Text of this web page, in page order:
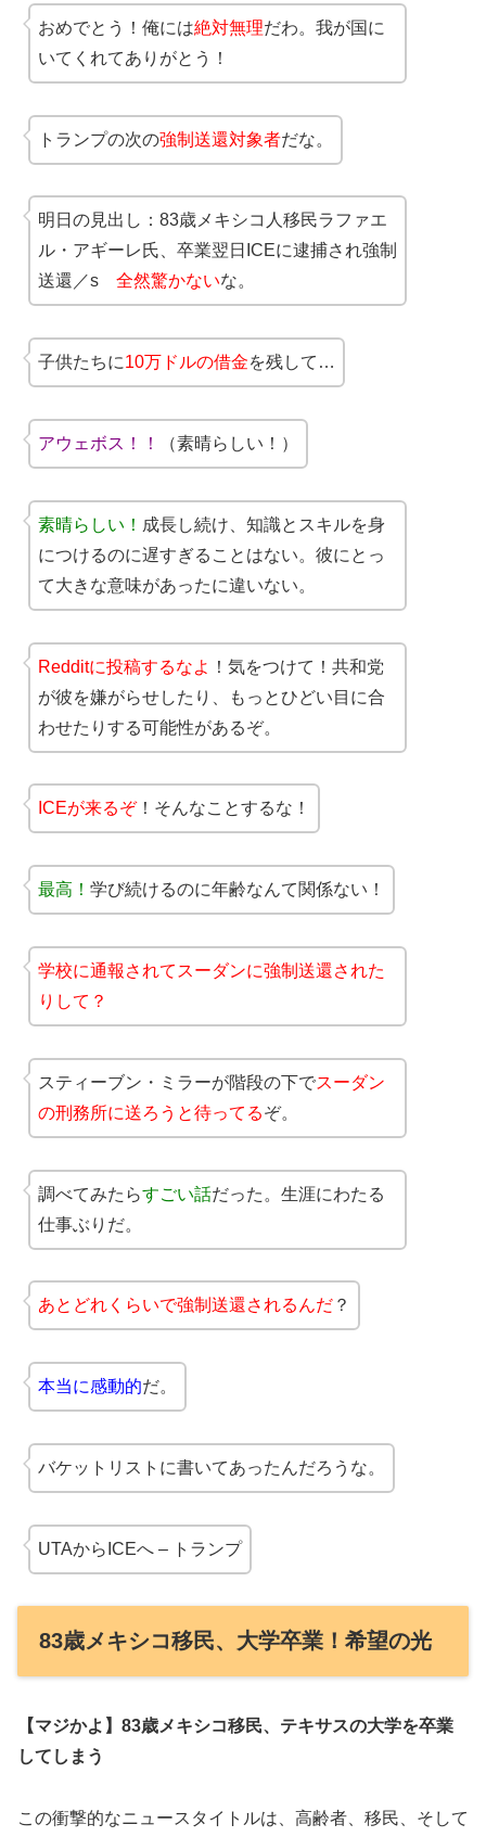
おめでとう！俺には絶対無理だわ。我が国に
いてくれてありがとう！
トランプの次の強制送還対象者だな。
明日の見出し：83歳メキシコ人移民ラファエ
ル・アギーレ氏、卒業翌日ICEに逮捕され強制
送還／s 全然驚かないな。
子供たちに10万ドルの借金を残して…
アウェボス！！ （素晴らしい！）
素晴らしい！ 成長し続け、知識とスキルを身
につけるのに遅すぎることはない。彼にとっ
て大きな意味があったに違いない。
Redditに投稿するなよ ！気をつけて！共和党
が彼を嫌がらせしたり、もっとひどい目に合
わせたりする可能性があるぞ。
ICEが来るぞ！そんなことするな！
最高！ 学び続けるのに年齢なんて関係ない！
学校に通報されてスーダンに強制送還された
りして？
スティーブン・ミラーが階段の下でスーダン
の刑務所に送ろうと待ってるぞ。
調べてみたらすごい話だった。生涯にわたる
仕事ぶりだ。
あとどれくらいで強制送還されるんだ ？
本当に感動的だ。
バケットリストに書いてあったんだろうな。
UTAからICEへ – トランプ
83歳メキシコ移民、大学卒業！希望の光
【マジかよ】83歳メキシコ移民、テキサスの大学を卒業
してしまう
この衝撃的なニュースタイトルは、高齢者、移民、そして